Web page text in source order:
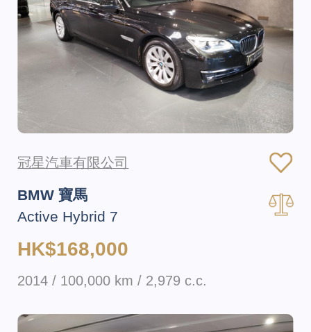
冠星汽車有限公司
BMW 寶馬
Active Hybrid 7
HK$168,000
2014 / 100,000 km / 2,979 c.c.